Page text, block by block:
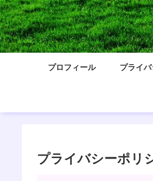
プロフィール プライ
プライバシーポリ